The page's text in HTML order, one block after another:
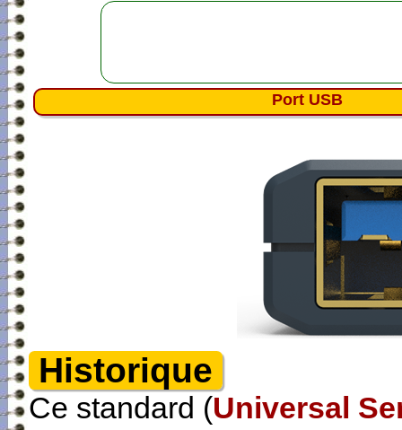
Port USB
Historique
Ce standard (Universal